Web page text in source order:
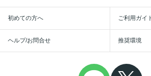
初めての方へ ご利用ガイ
ヘルプ/お問合せ 推奨環境